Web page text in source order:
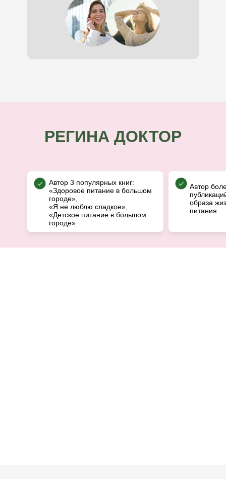
РЕГИНА ДОКТОР
Автор 3 популярных книг:
«Здоровое питание в большом
городе»,
«Я не люблю сладкое»,
«Детское питание в большом
городе»
Автор
образа
питания